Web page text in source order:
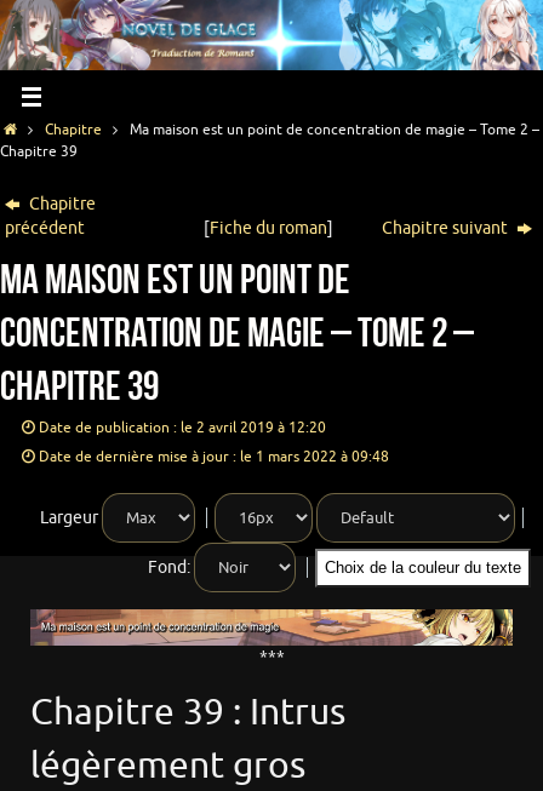
Chapitre
Ma maison est un point de concentration de magie – Tome 2 –
Chapitre 39
Chapitre
précédent
[Fiche du roman] Chapitre suivant
Ma maison est un point de
concentration de magie – Tome 2 –
Chapitre 39
Date de publication : le 2 avril 2019 à 12:20
Date de dernière mise à jour : le 1 mars 2022 à 09:48
Largeur
Fond: Choix de la couleur du texte
***
Chapitre 39 : Intrus
légèrement gros